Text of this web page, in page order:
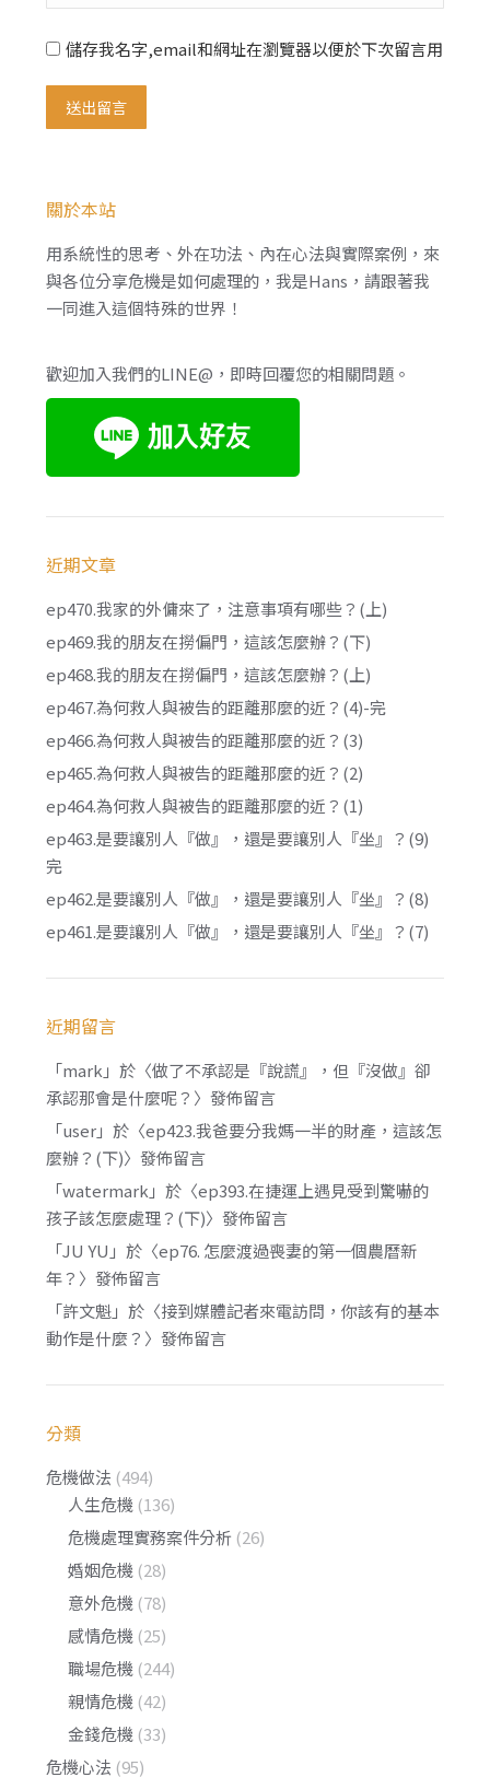
儲存我名字,email和網址在瀏覽器以便於下次留言用
送出留言
關於本站
用系統性的思考、外在功法、內在心法與實際案例，來
與各位分享危機是如何處理的，我是Hans，請跟著我
一同進入這個特殊的世界！
歡迎加入我們的LINE@，即時回覆您的相關問題。
近期文章
ep470.我家的外傭來了，注意事項有哪些？(上)
ep469.我的朋友在撈偏門，這該怎麼辦？(下)
ep468.我的朋友在撈偏門，這該怎麼辦？(上)
ep467.為何救人與被告的距離那麼的近？(4)-完
ep466.為何救人與被告的距離那麼的近？(3)
ep465.為何救人與被告的距離那麼的近？(2)
ep464.為何救人與被告的距離那麼的近？(1)
ep463.是要讓別人『做』，還是要讓別人『坐』？(9)
完
ep462.是要讓別人『做』，還是要讓別人『坐』？(8)
ep461.是要讓別人『做』，還是要讓別人『坐』？(7)
近期留言
「mark 」於〈做了不承認是『說謊』，但『沒做』卻
承認那會是什麼呢？ 〉發佈留言
「user」於〈ep423.我爸要分我媽一半的財產，這該怎
麼辦？(下)〉發佈留言
「watermark 」於〈ep393.在捷運上遇見受到驚嚇的
孩子該怎麼處理？(下)〉發佈留言
「JU YU 」於〈ep76. 怎麼渡過喪妻的第一個農曆新
年？ 〉發佈留言
「許文魁」於〈接到媒體記者來電訪問，你該有的基本
動作是什麼？ 〉發佈留言
分類
危機做法 (494)
人生危機 (136)
危機處理實務案件分析 (26)
婚姻危機 (28)
意外危機 (78)
感情危機 (25)
職場危機 (244)
親情危機 (42)
金錢危機 (33)
危機心法 (95)